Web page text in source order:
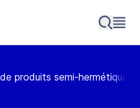
produits semi-hermétiques